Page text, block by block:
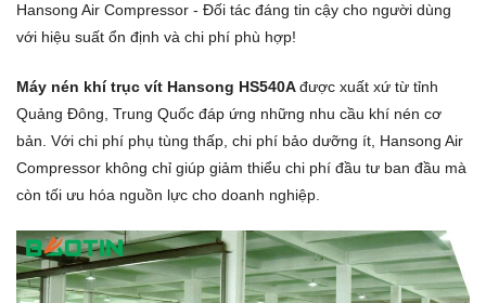
Hansong Air Compressor - Đối tác đáng tin cậy cho người dùng
với hiệu suất ổn định và chi phí phù hợp!
Máy nén khí trục vít Hansong HS540Ađược xuất xứ từ tỉnh
Quảng Đông, Trung Quốc đáp ứng những nhu cầu khí nén cơ
bản. Với chi phí phụ tùng thấp, chi phí bảo dưỡng ít, Hansong Air
Compressor không chỉ giúp giảm thiểu chi phí đầu tư ban đầu mà
còn tối ưu hóa nguồn lực cho doanh nghiệp.